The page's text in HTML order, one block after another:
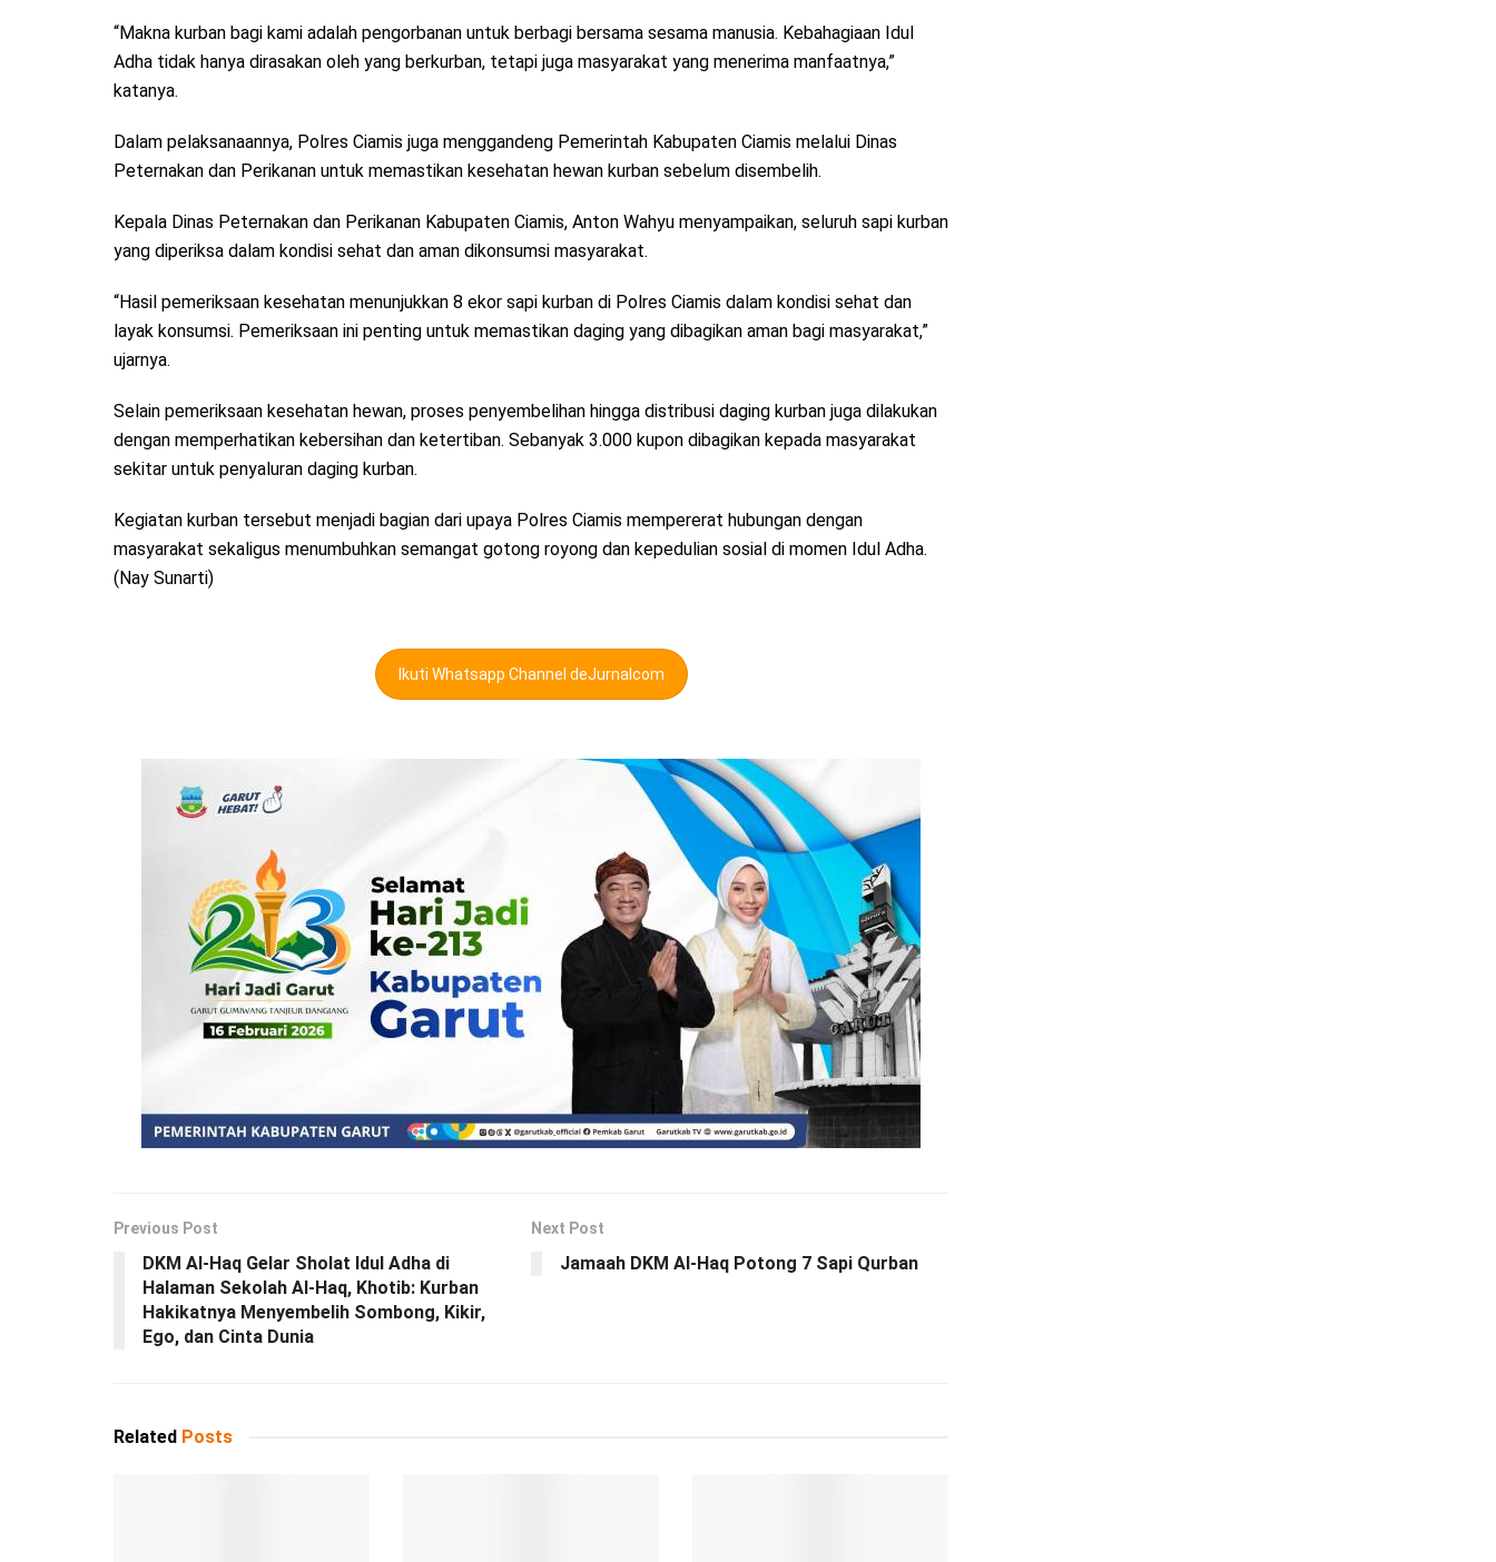
“Makna kurban bagi kami adalah pengorbanan untuk berbagi bersama sesama manusia. Kebahagiaan Idul
Adha tidak hanya dirasakan oleh yang berkurban, tetapi juga masyarakat yang menerima manfaatnya,”
katanya.
Dalam pelaksanaannya, Polres Ciamis juga menggandeng Pemerintah Kabupaten Ciamis melalui Dinas
Peternakan dan Perikanan untuk memastikan kesehatan hewan kurban sebelum disembelih.
Kepala Dinas Peternakan dan Perikanan Kabupaten Ciamis, Anton Wahyu menyampaikan, seluruh sapi kurban
yang diperiksa dalam kondisi sehat dan aman dikonsumsi masyarakat.
“Hasil pemeriksaan kesehatan menunjukkan 8 ekor sapi kurban di Polres Ciamis dalam kondisi sehat dan
layak konsumsi. Pemeriksaan ini penting untuk memastikan daging yang dibagikan aman bagi masyarakat,”
ujarnya.
Selain pemeriksaan kesehatan hewan, proses penyembelihan hingga distribusi daging kurban juga dilakukan
dengan memperhatikan kebersihan dan ketertiban. Sebanyak 3.000 kupon dibagikan kepada masyarakat
sekitar untuk penyaluran daging kurban.
Kegiatan kurban tersebut menjadi bagian dari upaya Polres Ciamis mempererat hubungan dengan
masyarakat sekaligus menumbuhkan semangat gotong royong dan kepedulian sosial di momen Idul Adha.
(Nay Sunarti)
Ikuti Whatsapp Channel deJurnalcom
Previous Post
DKM Al-Haq Gelar Sholat Idul Adha di
Halaman Sekolah Al-Haq, Khotib: Kurban
Hakikatnya Menyembelih Sombong, Kikir,
Ego, dan Cinta Dunia
Next Post
Jamaah DKM Al-Haq Potong 7 Sapi Qurban
Related Posts